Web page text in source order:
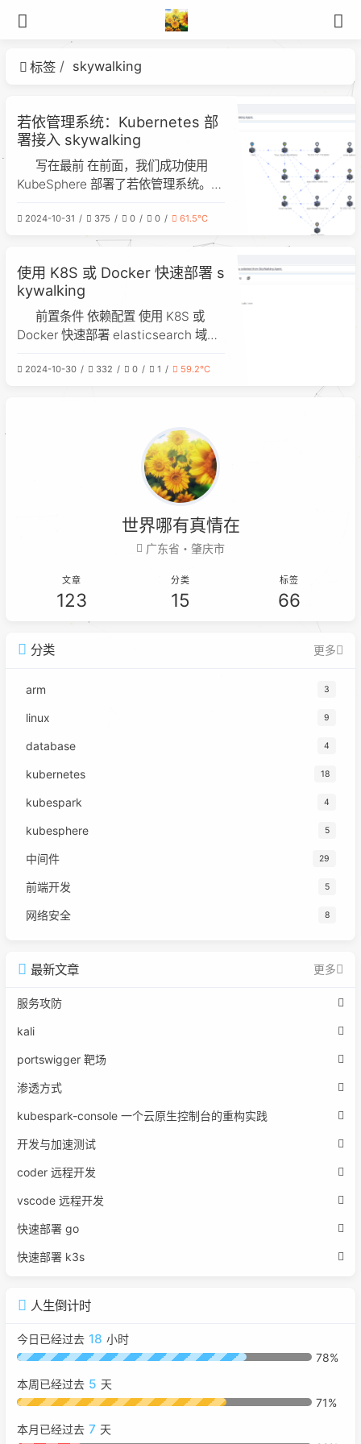
标签 skywalking
若依管理系统：Kubernetes 部
署接入 skywalking
写在最前 在前面，我们成功使用
KubeSphere 部署了若依管理系统。接
现与 SkyWalking 的接入，从而实现可
视化链路的监控与分析。 1. 前置条件
实战 使用 K8S 或 D
2024-10-31 375 0 0 61.5℃
使用 K8S 或 Docker 快速部署 s
kywalking
前置条件 依赖配置 使用 K8S 或
Docker 快速部署 elasticsearch 域名
oap.basic.tanqidi.com/172.31.0.100
2024-10-30 332 0 1 59.2℃
世界哪有真情在
广东省・肇庆市
文章
123
分类
15
标签
66
分类 更多
arm 3
linux 9
database 4
kubernetes 18
kubespark 4
kubesphere 5
中间件 29
前端开发 5
网络安全 8
最新文章 更多
服务攻防
kali
portswigger 靶场
渗透方式
kubespark-console 一个云原生控制台的重构实践
开发与加速测试
coder 远程开发
vscode 远程开发
快速部署 go
快速部署 k3s
人生倒计时
今日已经过去 18 小时
78%
本周已经过去 5 天
71%
本月已经过去 7 天